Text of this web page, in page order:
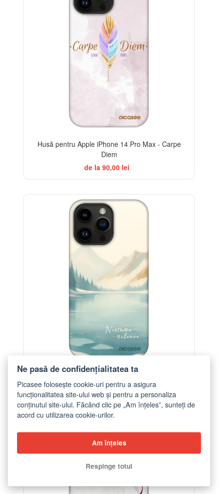
Husă pentru Apple iPhone 14 Pro Max - Carpe
Diem
de la 90,00 lei
Husă pentru Apple iPhone 14 Pro Max - NOTHERN
SILENCE
de la 90,00 lei
Ne pasă de confidențialitatea ta
Picasee folosește cookie-uri pentru a asigura
funcționalitatea site-ului web și pentru a personaliza
conținutul site-ului. Făcând clic pe „Am înțeles”, sunteți de
acord cu utilizarea cookie-urilor.
Am înțeles
Respinge totul